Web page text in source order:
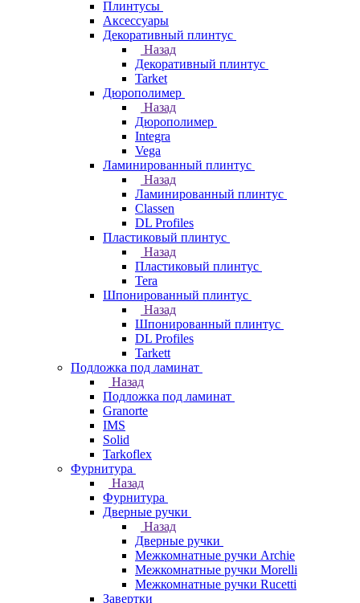
Плинтусы
Аксессуары
Декоративный плинтус
Назад
Декоративный плинтус
Tarket
Дюрополимер
Назад
Дюрополимер
Integra
Vega
Ламинированный плинтус
Назад
Ламинированный плинтус
Classen
DL Profiles
Пластиковый плинтус
Назад
Пластиковый плинтус
Tera
Шпонированный плинтус
Назад
Шпонированный плинтус
DL Profiles
Tarkett
Подложка под ламинат
Назад
Подложка под ламинат
Granorte
IMS
Solid
Tarkoflex
Фурнитура
Назад
Фурнитура
Дверные ручки
Назад
Дверные ручки
Межкомнатные ручки Archie
Межкомнатные ручки Morelli
Межкомнатные ручки Rucetti
Завертки